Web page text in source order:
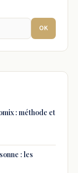
OK
: méthode et
: les